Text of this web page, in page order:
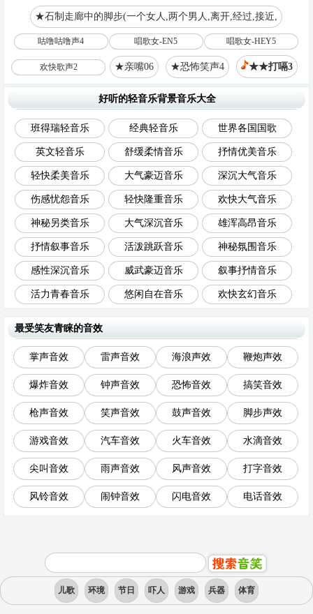
★石制走廊中的脚步(一个女人,两个男人,离开,经过,接近,
咕噜咕噜声4 唱歌女-EN5 唱歌女-HEY5
欢快歌声2 ★亲嘴06 ★恐怖笑声4 ★★打嗝3
好听的轻音乐背景音乐大全
班得瑞轻音乐 经典轻音乐 世界各国国歌
英文轻音乐 舒缓柔情音乐 抒情优美音乐
轻快柔美音乐 大气豪迈音乐 深沉大气音乐
伤感忧怨音乐 轻快隆重音乐 欢快大气音乐
神秘另类音乐 大气深沉音乐 雄浑高昂音乐
抒情叙事音乐 活泼跳跃音乐 神秘氛围音乐
感性深沉音乐 威武豪迈音乐 叙事抒情音乐
活力青春音乐 悠闲自在音乐 欢快玄幻音乐
最受笑友青睐的音效
掌声音效 雷声音效 海浪声效 鞭炮声效
爆炸音效 钟声音效 恐怖音效 搞笑音效
枪声音效 笑声音效 鼓声音效 脚步声效
游戏音效 汽车音效 火车音效 水滴音效
尖叫音效 雨声音效 风声音效 打字音效
风铃音效 闹钟音效 闪电音效 电话音效
儿歌 环境 节日 吓人 游戏 兵器 体育